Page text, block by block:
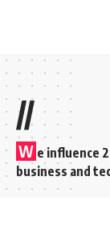
//
W e influence
business and